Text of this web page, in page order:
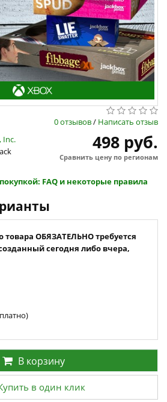
0 отзывов/ Написать отзыв
Inc.
498 руб.
Сравнить цену по регионам
FAQ и некоторые правила
товара ОБЯЗАТЕЛЬНО требуется
сегодня либо вчера,
В корзину
в один клик